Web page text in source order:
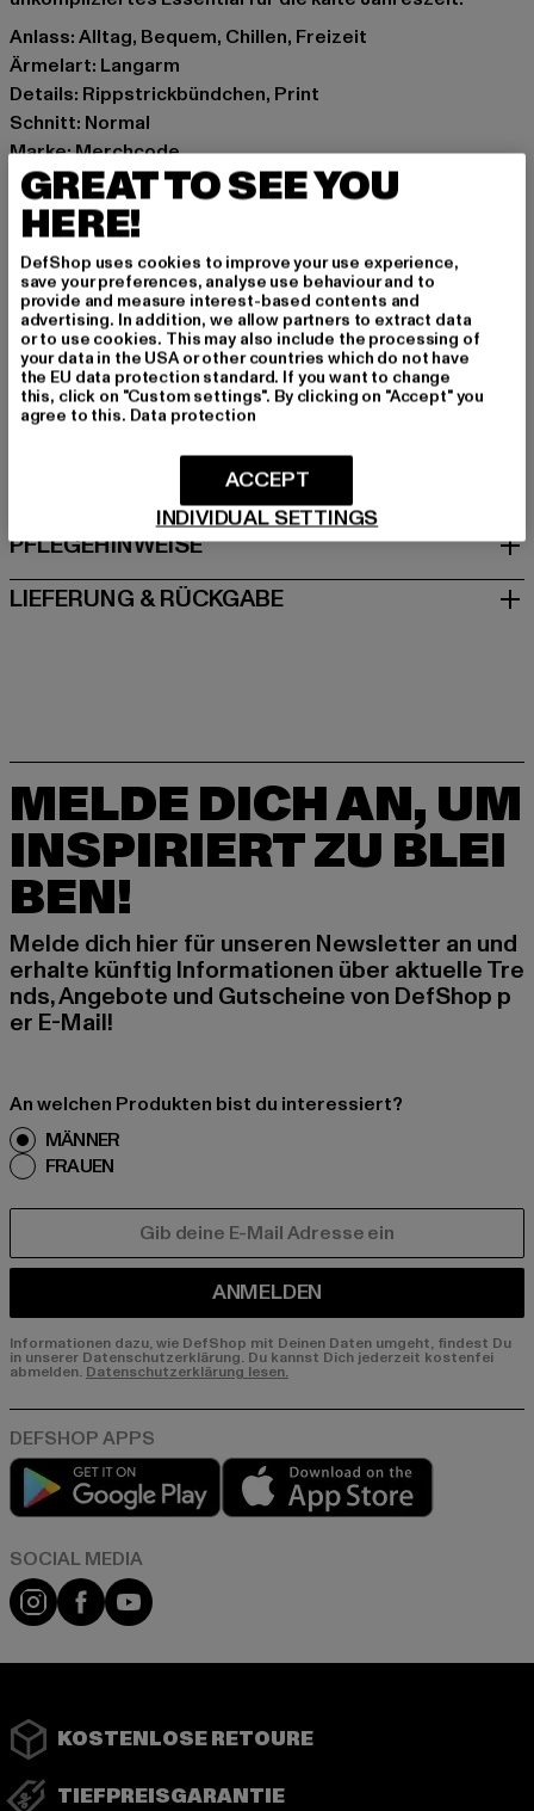
Anlass: Alltag, Bequem, Chillen, Freizeit
Ärmelart: Langarm
Details: Rippstrickbündchen, Print
Schnitt: Normal
Marke: Merchcode
Kat.: Long Sleeves
Farbe: schwarz
Hersteller Farbe: black
Materialzusammensetzung: 100% Baumwolle
Art.Nr: MP0004998-00007
Hersteller: TB International GmbH |info@tbint.de
Dr.-Robert-Murjahn-Straße 7 | 64372 Ober-Ramstadt |
DE
GRÖSSE & PASSFORM
PFLEGEHINWEISE
LIEFERUNG & RÜCKGABE
MELDE DICH AN, UM
INSPIRIERT ZU BLEI
BEN!
Melde dich hier für unseren Newsletter an und
erhalte künftig Informationen über aktuelle Tre
nds, Angebote und Gutscheine von DefShop p
er E-Mail!
An welchen Produkten bist du interessiert?
MÄNNER
FRAUEN
ANMELDEN
Informationen dazu, wie DefShop mit Deinen Daten umgeht, findest Du
in unserer Datenschutzerklärung. Du kannst Dich jederzeit kostenfei
abmelden. Datenschutzerklärung lesen.
Play market
Instagram
FacebookYouTube
KOSTENLOSE RETOURE
TIEFPREISGARANTIE
GREAT TO SEE YOU
HERE!
DefShop uses cookies to improve your use experience,
save your preferences, analyse use behaviour and to
provide and measure interest-based contents and
advertising. In addition, we allow partners to extract data
or to use cookies. This may also include the processing of
your data in the USA or other countries which do not have
the EU data protection standard. If you want to change
this, click on "Custom settings". By clicking on "Accept" you
agree to this. Data protection
INDIVIDUAL SETTINGS
ACCEPT